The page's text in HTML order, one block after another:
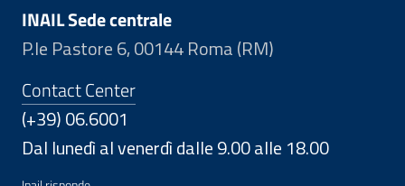
INAIL Sede centrale
P.le Pastore 6, 00144 Roma (RM)
Contact Center
(+39) 06.6001
Dal lunedì al venerdì dalle 9.00 alle 18.00